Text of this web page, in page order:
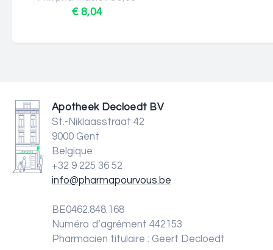
€ 8,04
Apotheek Decloedt BV
St.-Niklaasstraat 42
9000 Gent
Belgique
+32 9 225 36 52
info@pharmapourvous.be
BE0462.848.168
Numéro d’agrément 442153
Pharmacien titulaire : Geert Decloedt